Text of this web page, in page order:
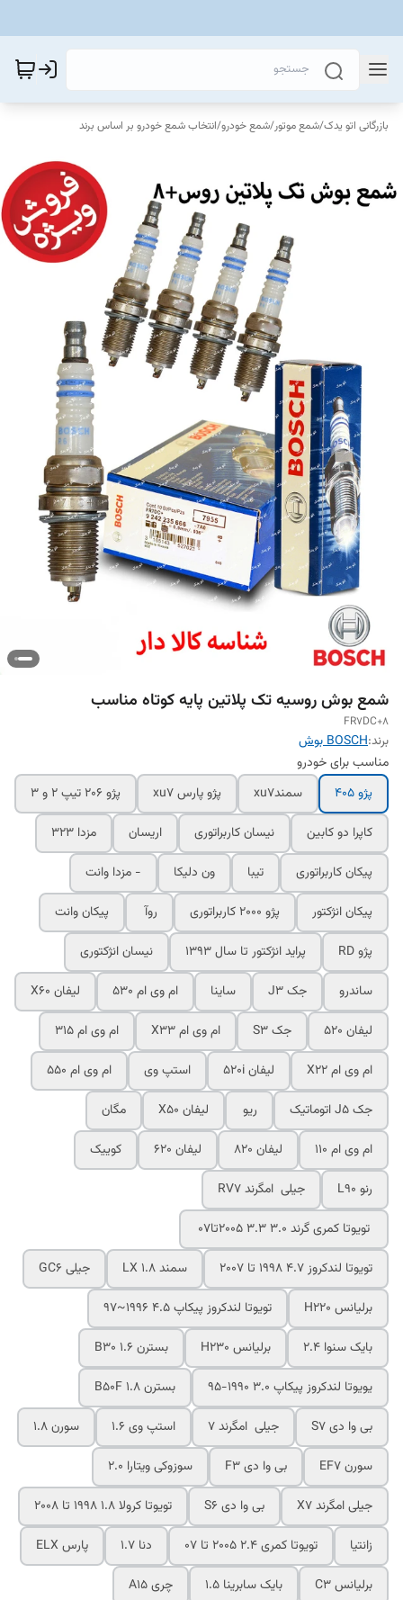
بازرگانی اتو یدک/شمع موتور/شمع خودرو/انتخاب شمع خودرو بر اساس برند
شمع بوش روسیه تک پلاتین پایه کوتاه مناسب
FR7DC+8
برند:BOSCH بوش
مناسب برای خودرو
پژو ۴۰۵
سمندxu7 پژو پارس xu7
پژو 206 تیپ 2 و 3
کاپرا دو کابین
نیسان کاربراتوری اریسان
مزدا 323
پیکان کاربراتوری
تیبا ون دلیکا
- مزدا وانت
پیکان انژکتور
پژو 2000 کاربراتوری روآ
پیکان وانت
پژو RD
پراید انژکتور تا سال 1393
نیسان انژکتوری
ساندرو
جک J3 ساینا ام وی ام 530
لیفان X60
لیفان 520
جک S3 ام وی ام X33
ام وی ام 315
ام وی ام X22
لیفان 520i استپ وی
ام وی ام 550
جک J5 اتوماتیک
ریو لیفان X50
مگان
ام وی ام 110
لیفان 820 لیفان 620
کوییک
رنو L90
جیلی امگرند RV7
تویوتا کمری گرند 3.0 3.3 2005تا07
تویوتا لندکروز 4.7 1998 تا 2007
سمند LX 1.8
جیلی GC6
برلیانس H220
تویوتا لندکروز پیکاپ 4.5 1996~97
بایک سنوا 2.4
برلیانس H230
بسترن B30 1.6
یویوتا لندکروز پیکاپ 3.0 1990-95
بسترن B50F 1.8
بی وا دی S7
جیلی امگرند 7 استپ وی 1.6
سورن 1.8
سورن EF7
بی وا دی F3
سوزوکی ویتارا 2.0
جیلی امگرند X7
بی وا دی S6
تویوتا کرولا 1.8 1998 تا 2008
زانتیا
تویوتا کمری 2.4 2005 تا 07 دنا 1.7
پارس ELX
برلیانس C3
بایک سابرینا 1.5
چری A15